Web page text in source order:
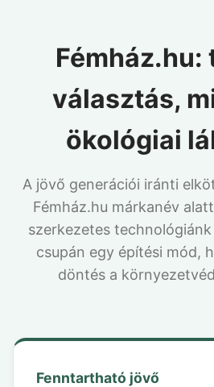
Fémház.hu:
választás,
ökológiai
A jövő generációi iránti
Fémház.hu márkanév
szerkezetes
csupán egy építési mód,
döntés a
Fenntartható jövő